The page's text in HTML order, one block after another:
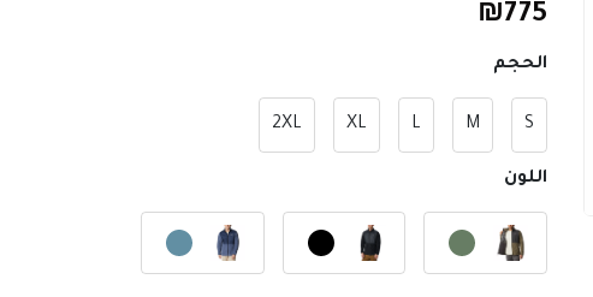
₪775
الحجم
S
M
L
XL
2XL
اللون